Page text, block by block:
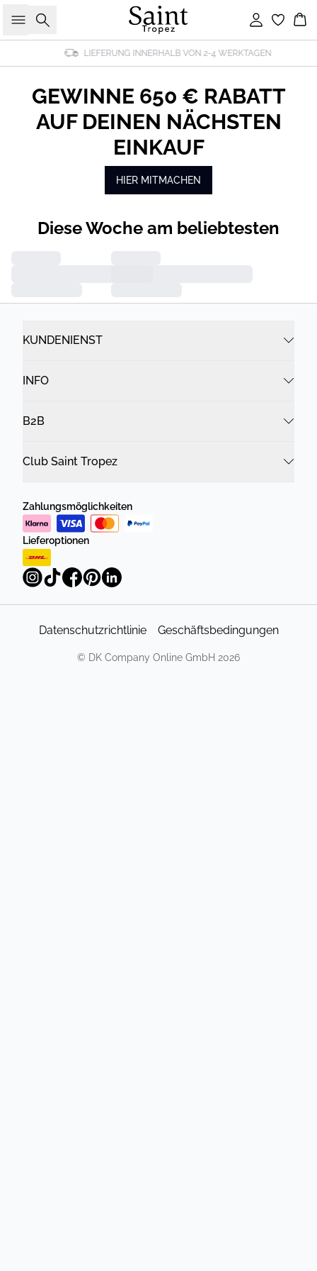
Suche Einloggen
LIEFERUNG INNERHALB VON 2-4 WERKTAGEN
GEWINNE 650 € RABATT
AUF DEINEN NÄCHSTEN
EINKAUF
HIER MITMACHEN
Diese Woche am beliebtesten
KUNDENIENST
INFO
B2B
Club Saint Tropez
Zahlungsmöglichkeiten
Lieferoptionen
Datenschutzrichtlinie Geschäftsbedingungen
© DK Company Online GmbH 2026